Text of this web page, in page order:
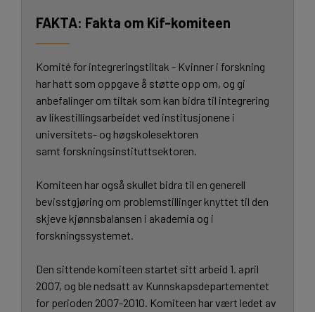
Fakta om Kif-komiteen
Komité for integreringstiltak - Kvinner i forskning
har hatt som oppgave å støtte opp om, og gi
anbefalinger om tiltak som kan bidra til integrering
av likestillingsarbeidet ved institusjonene i
universitets- og høgskolesektoren
samt forskningsinstituttsektoren.
Komiteen har også skullet bidra til en generell
bevisstgjøring om problemstillinger knyttet til den
skjeve kjønnsbalansen i akademia og i
forskningssystemet.
Den sittende komiteen startet sitt arbeid 1. april
2007, og ble nedsatt av Kunnskapsdepartementet
for perioden 2007-2010. Komiteen har vært ledet av